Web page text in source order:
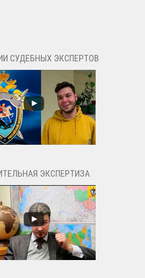
СУДЕБНЫХ ЭКСПЕРТОВ
ЭКСПЕРТИЗА